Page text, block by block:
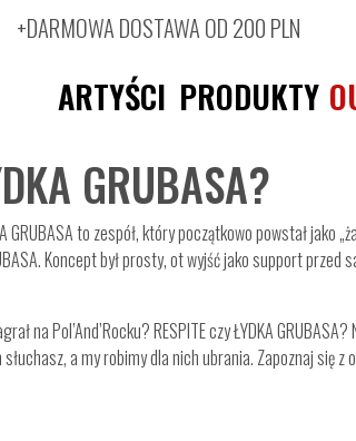
+DARMOWA DOSTAWA OD 200 PLN
ARTYŚCI PRODUKTY
GRUBASA?
GRUBASA to zespół, który początkowo powstał
Koncept był prosty, ot wyjść jako support
na Pol’And’Rocku? RESPITE czy ŁYDKA
a my robimy dla nich ubrania. Zapoznaj się